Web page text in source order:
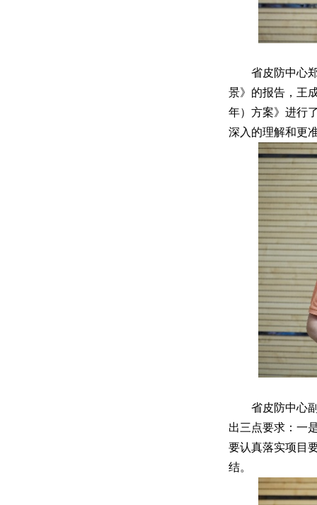
省皮防中心
景》的报告，王
年）方案》进行
深入的理解和更
省皮防中心
出三点要求：一
要认真落实项目
结。